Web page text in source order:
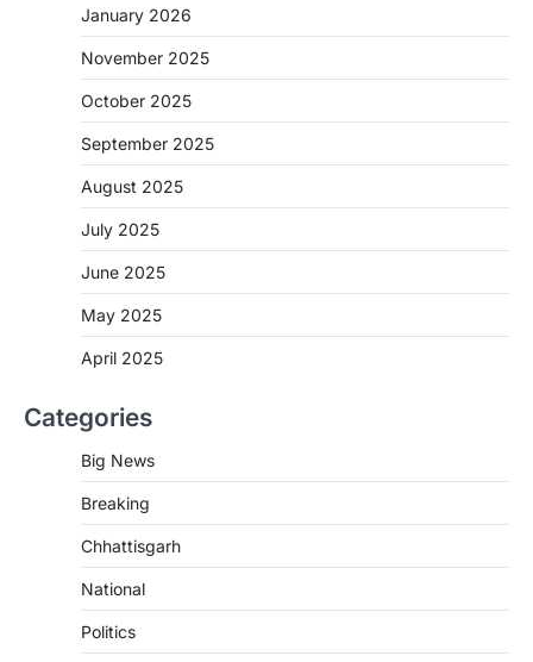
January 2026
November 2025
October 2025
September 2025
August 2025
July 2025
June 2025
May 2025
April 2025
Categories
Big News
Breaking
Chhattisgarh
National
Politics
CG: 1 से 19 वर्ष तक के बच्चों को निःशुल्क दी
जाएगी एल्बेंडाजोल
More Khabar August 7, 2026
रायपुर। राष्ट्रीय कृमि मुक्ति दिवस भारत सरकार द्वारा
CHHATTISGARH
जशपुर जिले की 5 माह की मासूम…
CG: छिपली की दीदियों का कमाल, बकरी